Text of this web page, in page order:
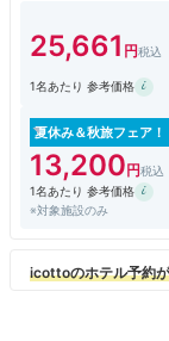
25,661
1名あたり 参考価格
夏休み＆秋旅フェア！
13,200
1名あたり 参考価格
※対象施設のみ